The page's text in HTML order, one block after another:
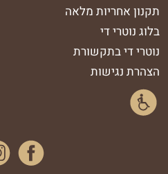
תקנון אחריות מלאה
בלוג נוטרי די
נוטרי די בתקשורת
הצהרת נגישות